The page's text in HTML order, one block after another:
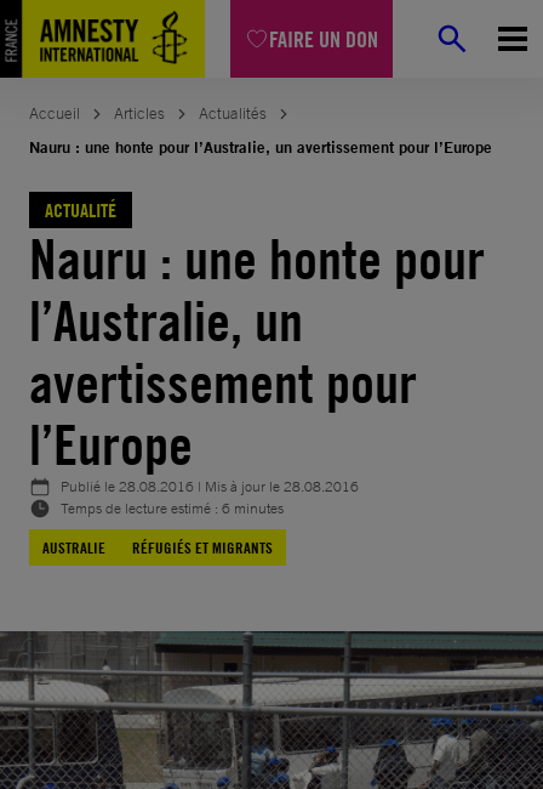
FAIRE UN DON
Aller
au
contenu
Accueil Articles
Actualités
Nauru : une honte pour l’Australie, un avertissement pour l’Europe
ACTUALITÉ
Nauru : une honte pour
l’Australie, un
avertissement pour
l’Europe
Publié le28.08.2016 | Mis à jour le28.08.2016
Temps de lecture estimé : 6 minutes
AUSTRALIE
RÉFUGIÉS ET MIGRANTS